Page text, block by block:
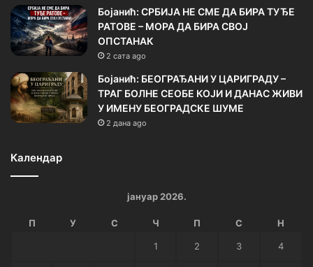
Бојанић: СРБИЈА НЕ СМЕ ДА БИРА ТУЂЕ
РАТОВЕ – МОРА ДА БИРА СВОЈ
ОПСТАНАК
2 сата ago
Бојанић: БЕОГРАЂАНИ У ЦАРИГРАДУ –
ТРАГ БОЛНЕ СЕОБЕ КОЈИ И ДАНАС ЖИВИ
У ИМЕНУ БЕОГРАДСКЕ ШУМЕ
2 дана ago
Календар
јануар 2026.
П У С Ч П С Н
1 2 3 4